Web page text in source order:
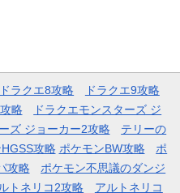
ドラクエ8攻略
ドラクエ9攻略
略
ドラクエモンスターズ ジ
ズ ジョーカー2攻略
テリーの
攻略 ポケモンBW攻略
ポ
攻略
ポケモン不思議のダンジ
トネリコ2攻略 アルトネリコ